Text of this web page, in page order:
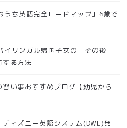
ち英語完全ロードマップ」6歳で
リンガル帰国子女の「その後」
する方法
い事おすすめブログ【幼児から
ィズニー英語システム(DWE)無